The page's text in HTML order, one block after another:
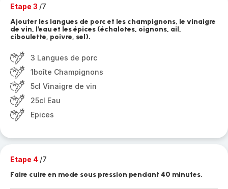
Etape 3 /7
Ajouter les langues de porc et les champignons, le vinaigre
de vin, l'eau et les épices (échalotes, oignons, ail,
ciboulette, poivre, sel).
3 Langues de porc
1boîte Champignons
5cl Vinaigre de vin
25cl Eau
Epices
Etape 4 /7
Faire cuire en mode sous pression pendant 40 minutes.